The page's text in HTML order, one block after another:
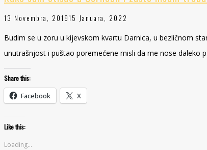
13 Novembra, 201915 Januara, 2022
Budim se u zoru u kijevskom kvartu Darnica, u bezličnom
unutrašnjost i puštao poremećene misli da me nose daleko
Share this:
Facebook X
Like this:
Loading...